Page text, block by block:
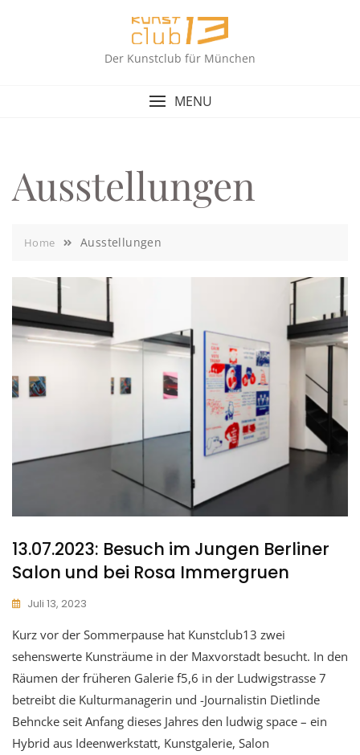
Der Kunstclub für München
MENU
Ausstellungen
Home Ausstellungen
13.07.2023: Besuch im Jungen Berliner
Salon und bei Rosa Immergruen
Juli 13, 2023
Kurz vor der Sommerpause hat Kunstclub13 zwei
sehenswerte Kunsträume in der Maxvorstadt besucht. In den
Räumen der früheren Galerie f5,6 in der Ludwigstrasse 7
betreibt die Kulturmanagerin und -Journalistin Dietlinde
Behncke seit Anfang dieses Jahres den ludwig space – ein
Hybrid aus Ideenwerkstatt, Kunstgalerie, Salon